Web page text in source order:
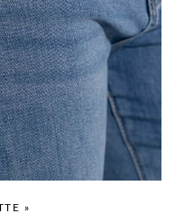
»